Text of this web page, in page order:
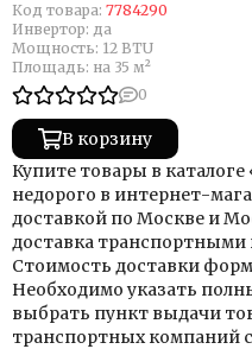
Код товара: 7784290
Инвертор: да
Мощность: 12 BTU
Площадь: на 35 м²
0
В корзину
Купите товары в
недорого в интернет-
доставкой по Москве и
доставка
Стоимость доставки
Необходимо указать
выбрать пункт выдачи
транспортных компаний